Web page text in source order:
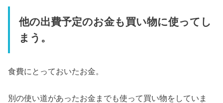
他の出費予定のお金も買い物に使ってし
まう。
食費にとっておいたお金。
別の使い道があったお金までも使って買い物をしていま